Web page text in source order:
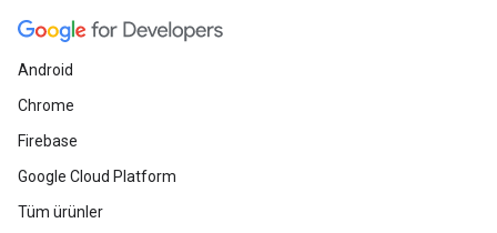
Android
Chrome
Firebase
Google Cloud Platform
Tüm ürünler